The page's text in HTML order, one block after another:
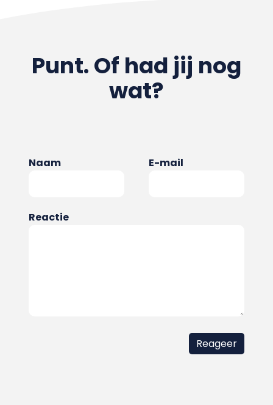
Punt. Of had jij nog
wat?
Naam E-mail
Reactie